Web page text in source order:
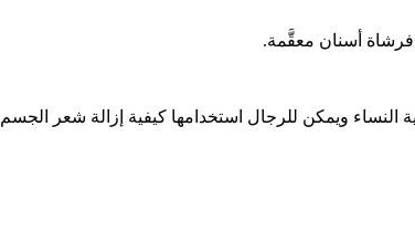
فرشاة أسنان معقَّمة.
النساء ويمكن للرجال استخدامها كيفية إزالة شعر